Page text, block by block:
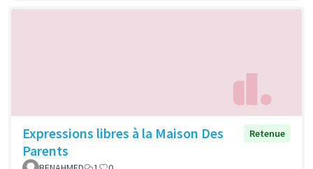
Expressions libres à la Maison Des
Parents
Retenue